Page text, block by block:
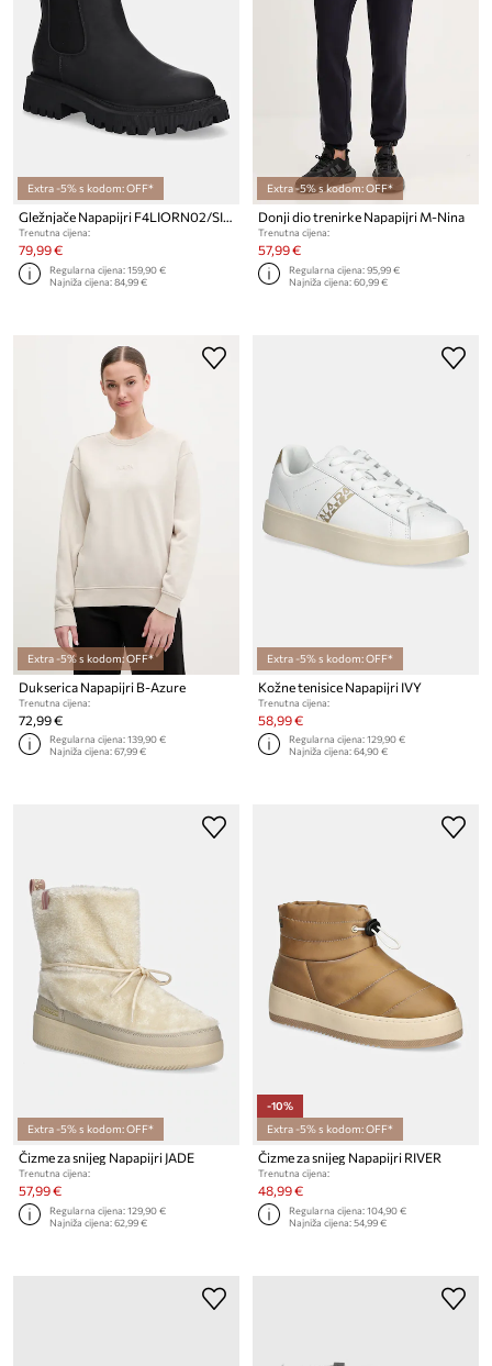
Extra -5% s kodom: OFF*
Gležnjače Napapijri F4LIORN02/SIN
Trenutna cijena:
79,99 €
Regularna cijena:159,90 €
Najniža cijena:84,99 €
Extra -5% s kodom: OFF*
Donji dio trenirke Napapijri M-Nina
Trenutna cijena:
57,99 €
Regularna cijena:95,99 €
Najniža cijena:60,99 €
Extra -5% s kodom: OFF*
Dukserica Napapijri B-Azure
Trenutna cijena:
72,99 €
Regularna cijena:139,90 €
Najniža cijena:67,99 €
Extra -5% s kodom: OFF*
Kožne tenisice Napapijri IVY
Trenutna cijena:
58,99 €
Regularna cijena:129,90 €
Najniža cijena:64,90 €
Extra -5% s kodom: OFF*
Čizme za snijeg Napapijri JADE
Trenutna cijena:
57,99 €
Regularna cijena:129,90 €
Najniža cijena:62,99 €
-10%
Extra -5% s kodom: OFF*
Čizme za snijeg Napapijri RIVER
Trenutna cijena:
48,99 €
Regularna cijena:104,90 €
Najniža cijena:54,99 €